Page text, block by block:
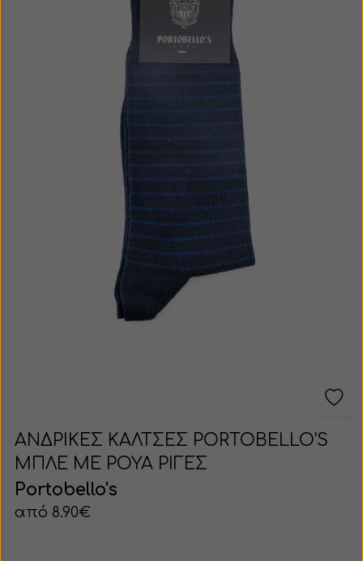
ΑΝΔΡΙΚΕΣ ΚΑΛΤΣΕΣ PORTOBELLO'S
ΜΠΛΕ ΜΕ ΡΟΥΑ ΡΙΓΕΣ
Portobello's
από 8.90€